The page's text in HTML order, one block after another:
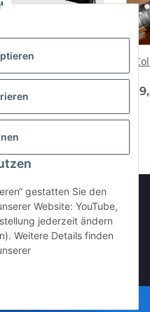
gestatten Sie den
Website: YouTube,
jederzeit ändern
Weitere Details finden
Type 9 incl.
Basis
€ -